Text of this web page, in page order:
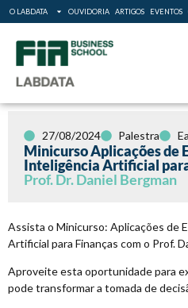
O LABDATA OUVIDORIA ARTIGOS EVENTOS
27/08/2024 Palestra
Minicurso Aplicações de
Inteligência Artificial
Prof. Dr. Daniel Bergman
Assista o Minicurso: Aplicações de
Artificial para Finanças com o Prof.
Aproveite esta oportunidade para
pode transformar a tomada de